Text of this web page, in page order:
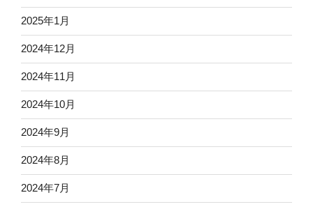
2025年1月
2024年12月
2024年11月
2024年10月
2024年9月
2024年8月
2024年7月